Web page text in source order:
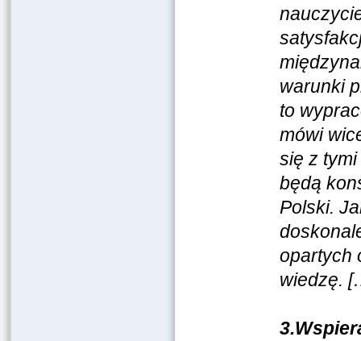
warunki
to
mówi
się z
będą
Polski.
opartych
wiedzę.